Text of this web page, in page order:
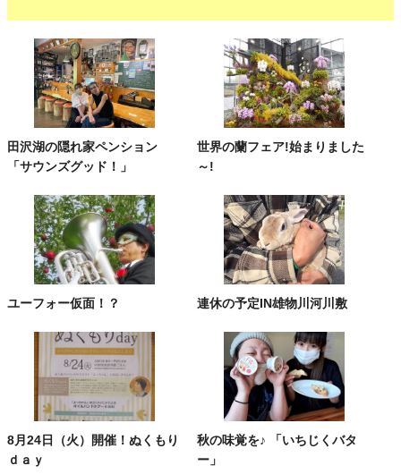
田沢湖の隠れ家ペンション
「サウンズグッド！」
世界の蘭フェア!始まりました
～!
ユーフォー仮面！？ 連休の予定IN雄物川河川敷
8月24日（火）開催！ぬくもり
ｄａｙ
秋の味覚を♪ 「いちじくバタ
ー」